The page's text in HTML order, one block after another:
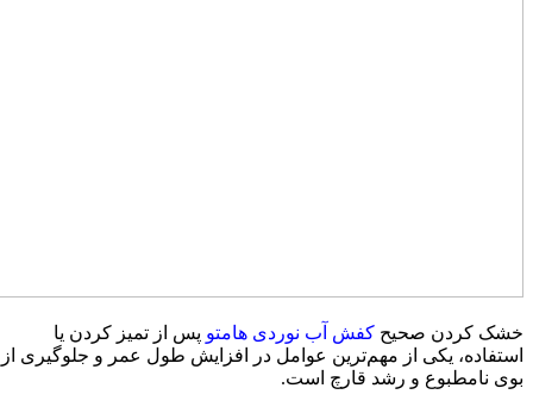
خشک کردن صحیح کفش آب نوردی هامتو پس از تمیز کردن یا
استفاده، یکی از مهم‌ترین عوامل در افزایش طول عمر و جلوگیری از
بوی نامطبوع و رشد قارچ است.